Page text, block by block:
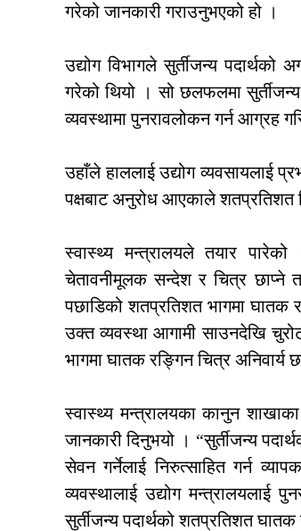
गरेको जानकारी गराउनुभएको हो ।
उद्योग विभागले सुर्तीजन्य
गरेको थियो । सो छलफलमा
व्यवस्थामा पुनरावलोकन गर्न आग्रह
उहाँले हाललाई उद्योग व्यवसायलाई
पक्षबाट अनुरोध आएकाले शतप्रतिशत
स्वास्थ्य मन्त्रालयले तयार पारेको
चेतावनीमूलक सन्देश र चित्र छाप्ने
पछाडिको शतप्रतिशत भागमा घातक
उक्त व्यवस्था आगामी साउनदेखि
भागमा घातक रङ्गिन चित्र अनिवार्य
स्वास्थ्य मन्त्रालयका कानुन
जानकारी दिनुभयो । “सुर्तीजन्य
सेवन गर्नेलाई निरुत्साहित गर्न
व्यवस्थालाई उद्योग मन्त्रालयलाई
सुर्तीजन्य पदार्थको शतप्रतिशत घातक